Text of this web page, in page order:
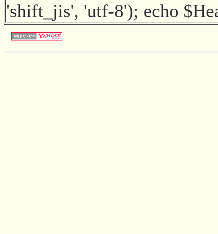
'shift_jis', 'utf-8'); echo